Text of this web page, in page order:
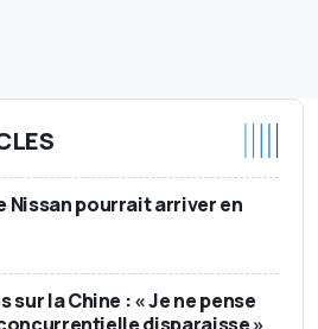
Nissan pourrait arriver en
sur la Chine : « Je ne pense